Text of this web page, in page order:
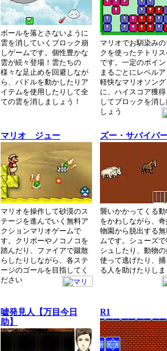
ボールを落とさないように
雲を消していくブロック崩
しゲームです。個性豊かな
雲が続々登場！雲たちの
様々な足止めを回避しなが
ら、パドルを動かしたりア
イテムを使用したりして全
ての雲を消しましょう！
マリオでお馴染み
クを使ったテトリ
です。一定のポイ
まるごとにレベル
軽快なマリオソン
に、ハイスコア獲
してブロックを消
しょう
マリオ ジュー
マリオを操作して砂漠のス
テージを進んでいく無料ア
クションマリオゲームで
す。クリボーやノコノコを
踏んだり、ファイアで蹴散
らしたりしながら、各ステ
ージのゴールを目指してく
ださい
ズー・サバイバ
襲いかかってくる
をかわしながら、
物園から脱出する
ムです。シューズ
シュしたり、動物
使って逃げたり、
る人を助けたりし
嘘発見人【万目今日
助】
R1